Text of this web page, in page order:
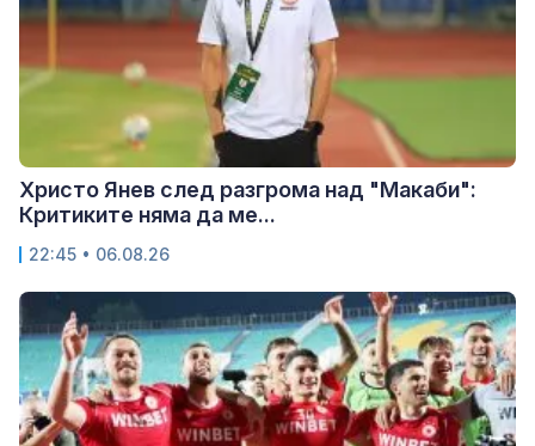
Христо Янев след разгрома над "Макаби":
Критиките няма да ме...
22:45 • 06.08.26